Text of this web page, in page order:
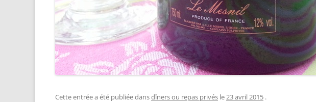
Cette entrée a été publiée dansdîners ou repas privés le23 avril 2015 .